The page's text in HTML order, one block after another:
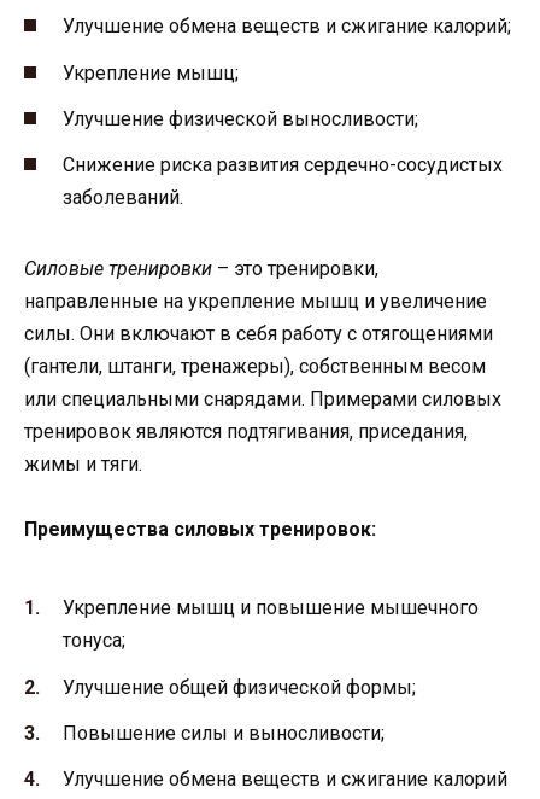
Улучшение обмена веществ и сжигание калорий;
Укрепление мышц;
Улучшение физической выносливости;
Снижение риска развития сердечно-сосудистых
заболеваний.
Силовые тренировки – это тренировки,
направленные на укрепление мышц и увеличение
силы. Они включают в себя работу с отягощениями
(гантели, штанги, тренажеры), собственным весом
или специальными снарядами. Примерами силовых
тренировок являются подтягивания, приседания,
жимы и тяги.
Преимущества силовых тренировок:
Укрепление мышц и повышение мышечного
тонуса;
Улучшение общей физической формы;
Повышение силы и выносливости;
Улучшение обмена веществ и сжигание калорий